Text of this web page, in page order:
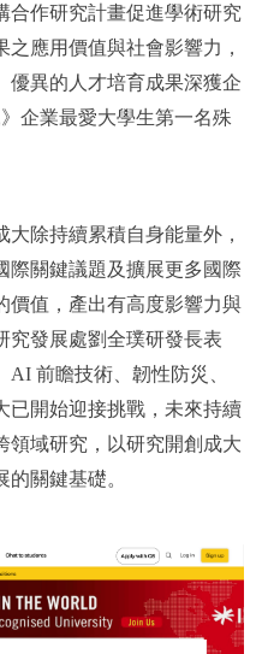
合作研究計畫促進學術研究
應用價值與社會影響力，
優異的人才培育成果深獲企
企業最愛大學生第一名殊
除持續累積自身能量外，
際關鍵議題及擴展更多國際
價值，產出有高度影響力與
究發展處劉全璞研發長表
前瞻技術、韌性防災、
已開始迎接挑戰，未來持續
領域研究，以研究開創成大
關鍵基礎。